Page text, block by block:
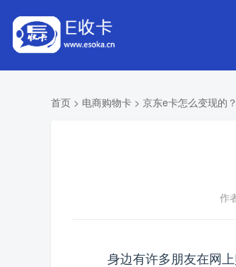
首页 > 电商购物卡 > 京东e卡怎么变现的？
作
身边有许多朋友在网